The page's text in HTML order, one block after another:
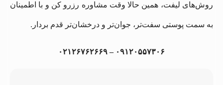
روش‌های لیفت، همین حالا وقت مشاوره رزرو کن و با اطمینان
به سمت پوستی سفت‌تر، جوان‌تر و درخشان‌تر قدم بردار.
۰۹۱۲۰۵۵۷۳۰۶ – ۰۲۱۲۶۷۶۲۶۶۹